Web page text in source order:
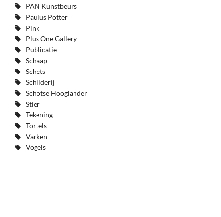
PAN Kunstbeurs
Paulus Potter
Pink
Plus One Gallery
Publicatie
Schaap
Schets
Schilderij
Schotse Hooglander
Stier
Tekening
Tortels
Varken
Vogels